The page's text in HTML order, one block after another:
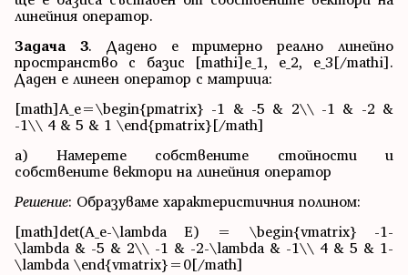
линейния оператор.
Задача 3. Дадено е тримерно реално линейно
пространство с базис [mathi]e_1, e_2, e_3[/mathi].
Даден е линеен оператор с матрица:
[math]A_e=\begin{pmatrix} -1 & -5 & 2\\ -1 & -2 &
-1\\ 4 & 5 & 1 \end{pmatrix}[/math]
а) Намерете собствените стойности и
собствените вектори на линейния оператор
Решение: Образуваме характеристичния полином:
[math]det(A_e-\lambda E) = \begin{vmatrix} -1-
\lambda & -5 & 2\\ -1 & -2-\lambda & -1\\ 4 & 5 & 1-
\lambda \end{vmatrix}=0[/math]